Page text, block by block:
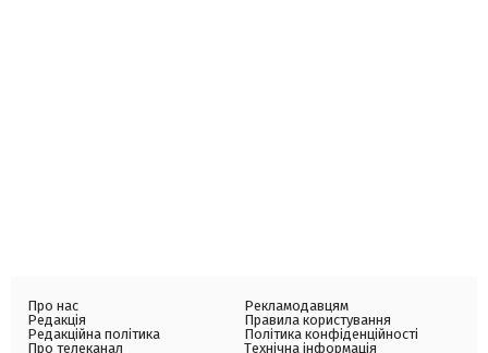
Про нас
Редакція
Редакційна політика
Про телеканал
Рекламодавцям
Правила користування
Політика конфіденційності
Технічна інформація